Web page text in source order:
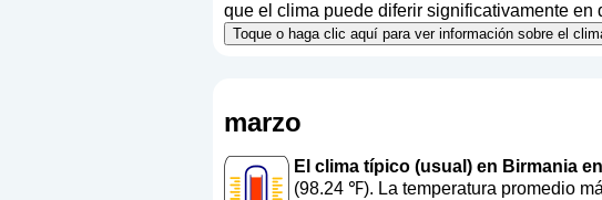
que el clima puede diferir significativamente
Toque o haga clic aquí para ver información sobre el
marzo
El clima típico (usual) en Birmania
(98.24 ℉). La temperatura promedio